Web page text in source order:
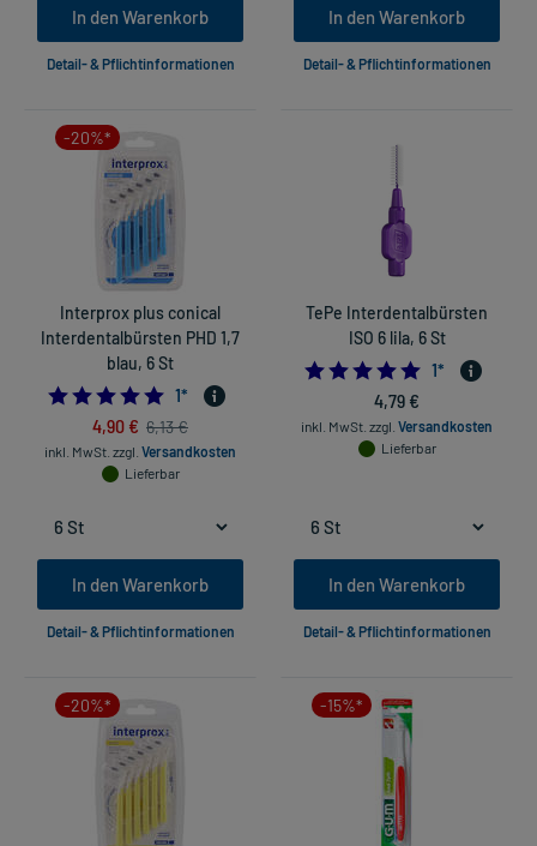
In den Warenkorb
Detail- & Pflichtinformationen
In den Warenkorb
Detail- & Pflichtinformationen
-20%*
Interprox plus conical
Interdentalbürsten PHD 1,7
blau, 6 St
5.0
1*
4,90 € 6,13 €
inkl. MwSt. zzgl. Versandkosten
Lieferbar
In den Warenkorb
Detail- & Pflichtinformationen
TePe Interdentalbürsten
ISO 6 lila, 6 St
5.0
1*
4,79 €
inkl. MwSt. zzgl. Versandkosten
Lieferbar
In den Warenkorb
Detail- & Pflichtinformationen
-20%* -15%*